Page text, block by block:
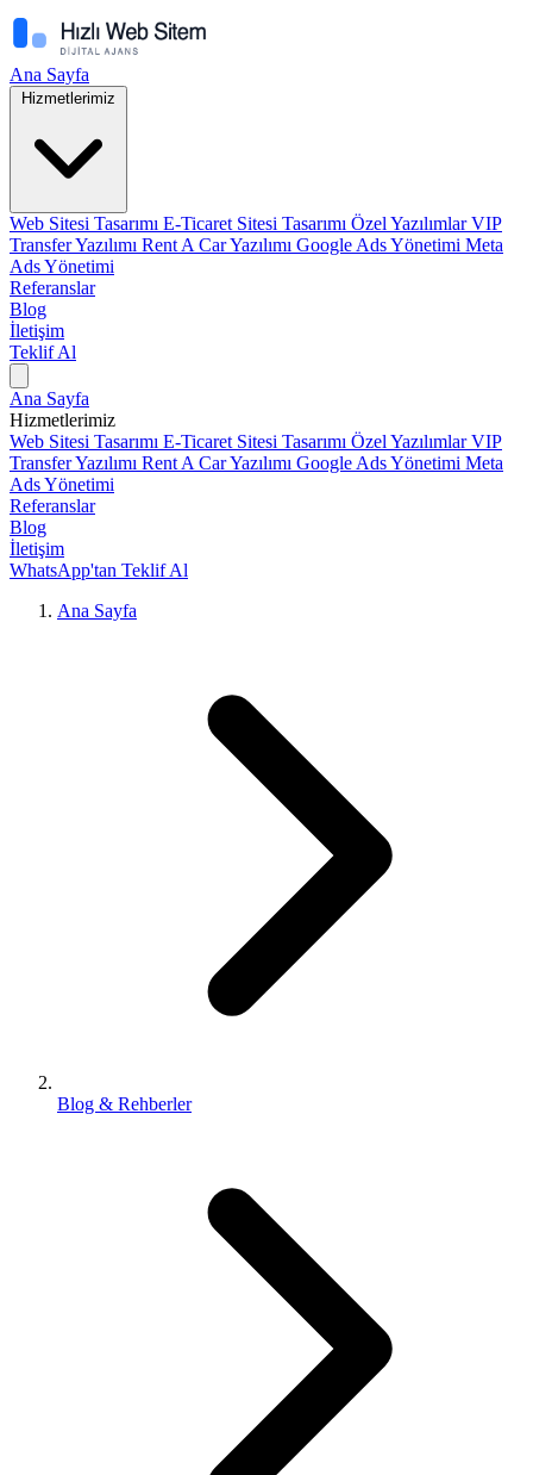
Ana Sayfa
Hizmetlerimiz
Web Sitesi Tasarımı E-Ticaret Sitesi Tasarımı Özel YazılımlarVIP
Transfer Yazılımı Rent A Car Yazılımı Google Ads Yönetimi Meta
Ads Yönetimi
Referanslar
Blog
İletişim
Teklif Al
Ana Sayfa
Hizmetlerimiz
Web Sitesi Tasarımı E-Ticaret Sitesi Tasarımı Özel YazılımlarVIP
Transfer Yazılımı Rent A Car Yazılımı Google Ads Yönetimi Meta
Ads Yönetimi
Referanslar
Blog
İletişim
WhatsApp'tan Teklif Al
Ana Sayfa
Blog & Rehberler